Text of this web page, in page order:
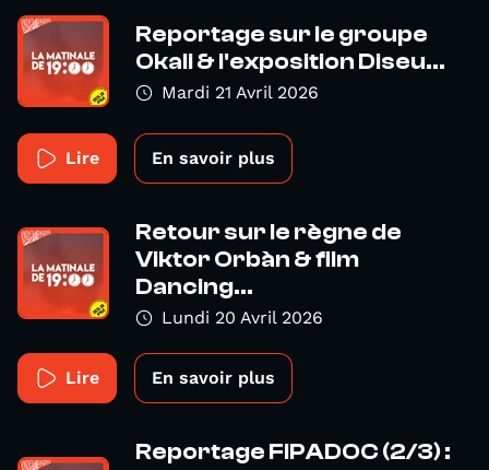
Reportage sur le groupe
Okali & l'exposition Diseu...
Mardi 21 Avril 2026
Lire En savoir plus
Retour sur le règne de
Viktor Orbàn & film
Dancing...
Lundi 20 Avril 2026
Lire En savoir plus
Reportage FIPADOC (2/3) :